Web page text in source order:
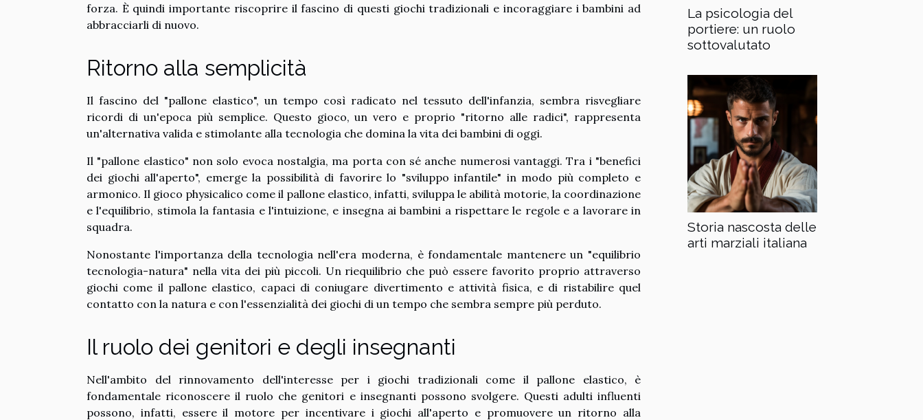
forza. È quindi importante riscoprire il fascino di questi giochi tradizionali e incoraggiare i bambini ad
abbracciarli di nuovo.
Ritorno alla semplicità
Il fascino del "pallone elastico", un tempo così radicato nel tessuto dell'infanzia, sembra risvegliare
ricordi di un'epoca più semplice. Questo gioco, un vero e proprio "ritorno alle radici", rappresenta
un'alternativa valida e stimolante alla tecnologia che domina la vita dei bambini di oggi.
Il "pallone elastico" non solo evoca nostalgia, ma porta con sé anche numerosi vantaggi. Tra i "benefici
dei giochi all'aperto", emerge la possibilità di favorire lo "sviluppo infantile" in modo più completo e
armonico. Il gioco physicalico come il pallone elastico, infatti, sviluppa le abilità motorie, la coordinazione
e l'equilibrio, stimola la fantasia e l'intuizione, e insegna ai bambini a rispettare le regole e a lavorare in
squadra.
Nonostante l'importanza della tecnologia nell'era moderna, è fondamentale mantenere un "equilibrio
tecnologia-natura" nella vita dei più piccoli. Un riequilibrio che può essere favorito proprio attraverso
giochi come il pallone elastico, capaci di coniugare divertimento e attività fisica, e di ristabilire quel
contatto con la natura e con l'essenzialità dei giochi di un tempo che sembra sempre più perduto.
Il ruolo dei genitori e degli insegnanti
Nell'ambito del rinnovamento dell'interesse per i giochi tradizionali come il pallone elastico, è
fondamentale riconoscere il ruolo che genitori e insegnanti possono svolgere. Questi adulti influenti
possono, infatti, essere il motore per incentivare i giochi all'aperto e promuovere un ritorno alla
La psicologia del
portiere: un ruolo
sottovalutato
Storia nascosta delle
arti marziali italiana